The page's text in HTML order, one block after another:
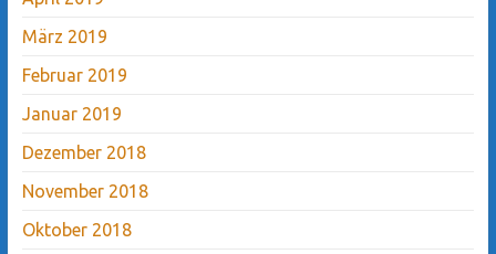
März 2019
Februar 2019
Januar 2019
Dezember 2018
November 2018
Oktober 2018